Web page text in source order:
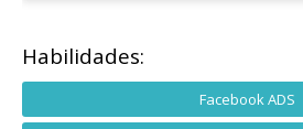
Habilidades:
Facebook ADS